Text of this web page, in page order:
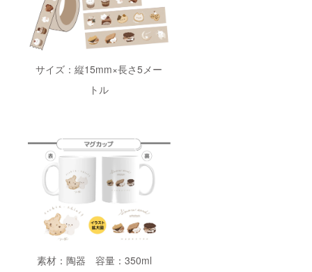
サイズ：縦15mm×長さ5メー
トル
素材：陶器 容量：350ml